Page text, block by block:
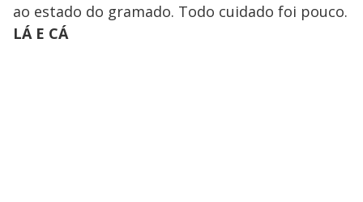
ao estado do gramado. Todo cuidado foi pouco.
LÁ E CÁ